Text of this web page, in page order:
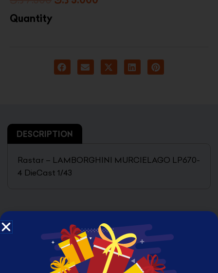
Quantity
DESCRIPTION
Rastar – LAMBORGHINI MURCIELAGO LP670-
4 DieCast 1/43
RELATED PRODUCTS